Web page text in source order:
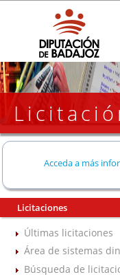
Acceda a más
Licitaciones
Últimas licitaciones
Área de sistemas
Búsqueda de